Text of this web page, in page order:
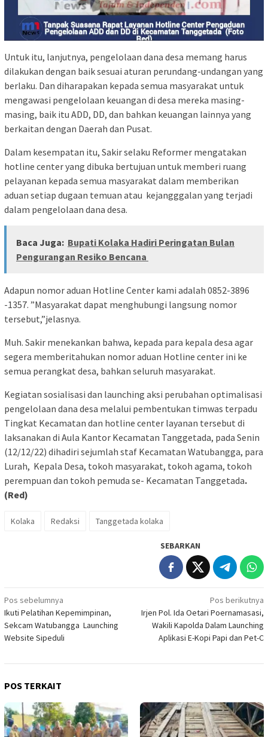
Untuk itu, lanjutnya, pengelolaan dana desa memang harus
dilakukan dengan baik sesuai aturan perundang-undangan yang
berlaku. Dan diharapakan kepada semua masyarakat untuk
mengawasi pengelolaan keuangan di desa mereka masing-
masing, baik itu ADD, DD, dan bahkan keuangan lainnya yang
berkaitan dengan Daerah dan Pusat.
Dalam kesempatan itu, Sakir selaku Reformer mengatakan
hotline center yang dibuka bertujuan untuk memberi ruang
pelayanan kepada semua masyarakat dalam memberikan
aduan setiap dugaan temuan atau kejangggalan yang terjadi
dalam pengelolaan dana desa.
Baca Juga: Bupati Kolaka Hadiri Peringatan Bulan
Pengurangan Resiko Bencana
Adapun nomor aduan Hotline Center kami adalah 0852-3896
-1357. ”Masyarakat dapat menghubungi langsung nomor
tersebut,”jelasnya.
Muh. Sakir menekankan bahwa, kepada para kepala desa agar
segera memberitahukan nomor aduan Hotline center ini ke
semua perangkat desa, bahkan seluruh masyarakat.
Kegiatan sosialisasi dan launching aksi perubahan optimalisasi
pengelolaan dana desa melalui pembentukan timwas terpadu
Tingkat Kecamatan dan hotline center layanan tersebut di
laksanakan di Aula Kantor Kecamatan Tanggetada, pada Senin
(12/12/22) dihadiri sejumlah staf Kecamatan Watubangga, para
Lurah, Kepala Desa, tokoh masyarakat, tokoh agama, tokoh
perempuan dan tokoh pemuda se- Kecamatan Tanggetada.
(Red)
Kolaka Redaksi Tanggetada kolaka
SEBARKAN
Navigasi
pos
Pos sebelumnya
Ikuti Pelatihan Kepemimpinan,
Sekcam Watubangga Launching
Website Sipeduli
Pos berikutnya
Irjen Pol. Ida Oetari Poernamasasi,
Wakili Kapolda Dalam Launching
Aplikasi E-Kopi Papi dan Pet-C
POS TERKAIT